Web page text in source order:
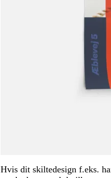
Hvis dit skiltedesign f.eks.